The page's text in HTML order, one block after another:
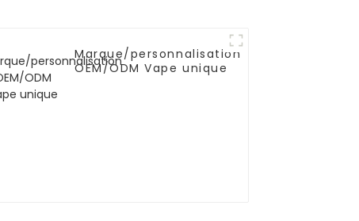
Marque/personnalisation
OEM/ODM Vape unique